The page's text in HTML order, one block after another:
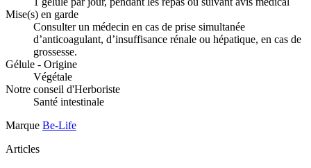
Mise(s) en garde
Consulter un médecin en cas de prise simultanée
d’anticoagulant, d’insuffisance rénale ou hépatique, en cas de
grossesse.
Gélule - Origine
Végétale
Notre conseil d'Herboriste
Santé intestinale
Marque Be-Life
Articles